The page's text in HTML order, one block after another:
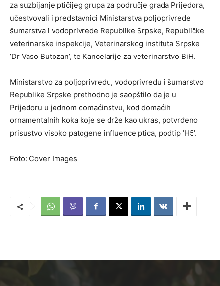
za suzbijanje ptičijeg grupa za područje grada Prijedora,
učestvovali i predstavnici Ministarstva poljoprivrede
šumarstva i vodoprivrede Republike Srpske, Republičke
veterinarske inspekcije, Veterinarskog instituta Srpske
’Dr Vaso Butozan’, te Kancelarije za veterinarstvo BiH.
Ministarstvo za poljoprivredu, vodoprivredu i šumarstvo
Republike Srpske prethodno je saopštilo da je u
Prijedoru u jednom domaćinstvu, kod domaćih
ornamentalnih koka koje se drže kao ukras, potvrđeno
prisustvo visoko patogene influence ptica, podtip ’H5’.
Foto: Cover Images